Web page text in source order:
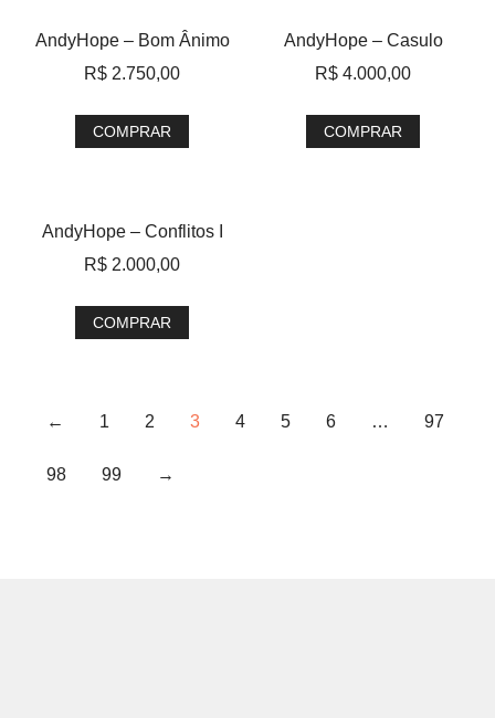
AndyHope – Bom Ânimo
R$ 2.750,00
COMPRAR
AndyHope – Casulo
R$ 4.000,00
COMPRAR
AndyHope – Conflitos I
R$ 2.000,00
COMPRAR
← 1 2 3 4 5 6 … 97
98 99 →